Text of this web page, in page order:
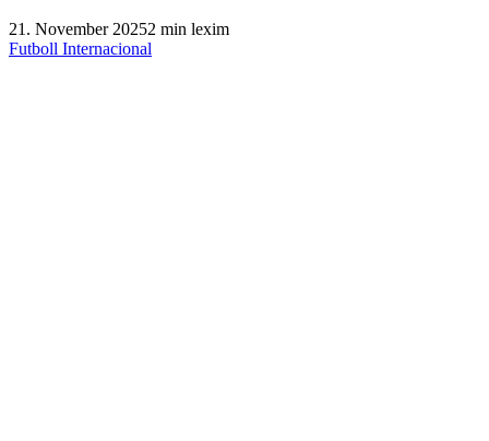
21. November 20252 min lexim
Futboll Internacional